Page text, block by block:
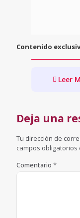
Contenido
Leer
Deja una
Tu dirección de
campos obligatorios
Comentario *